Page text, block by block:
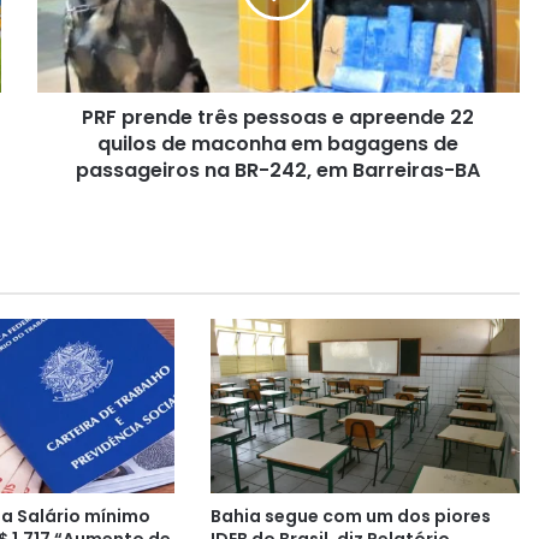
e
d
e
s
o
s
e
p
r
e
e
PRF prende três pessoas e apreende 22
quilos de maconha em bagagens de
passageiros na BR-242, em Barreiras-BA
Salário mínimo
Bahia segue com um dos piores